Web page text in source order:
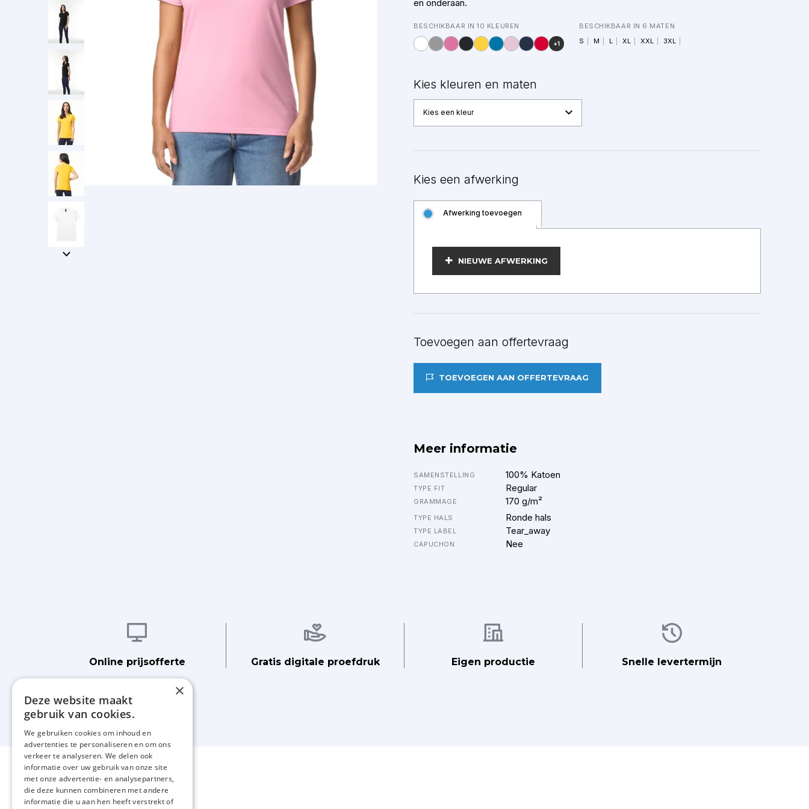
en onderaan.
BESCHIKBAAR IN 10 KLEUREN
+1
BESCHIKBAAR IN 6 MATEN
S
M L XL XXL 3XL
Kies kleuren en maten
Kies een kleur
Kies een afwerking
Afwerking toevoegen
NIEUWE AFWERKING
BEWERKEN
Toevoegen aan offertevraag
TOEVOEGEN AAN OFFERTEVRAAG
Meer informatie
SAMENSTELLING 100% Katoen
TYPE FIT Regular
GRAMMAGE 170 g/m²
TYPE HALS Ronde hals
TYPE LABEL Tear_away
CAPUCHON Nee
Online prijsofferte
Afbeelding
Gratis digitale proefdruk
Afbeelding
Eigen productie
Afbeelding
Snelle levertermijn
×
Deze website maakt
gebruik van cookies.
We gebruiken cookies om inhoud en
advertenties te personaliseren en om ons
verkeer te analyseren. We delen ook
informatie over uw gebruik van onze site
met onze advertentie- en analysepartners,
die deze kunnen combineren met andere
informatie die u aan hen heeft verstrekt of